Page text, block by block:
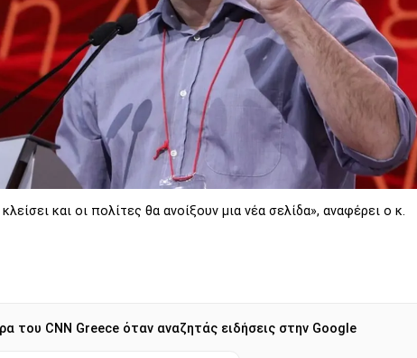
και οι πολίτες θα ανοίξουν μια νέα σελίδα», αναφέρει ο κ.
του CNN Greece όταν αναζητάς ειδήσεις στην Google